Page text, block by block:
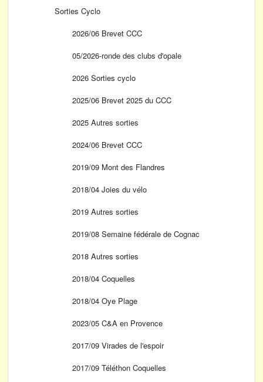
Sorties Cyclo
2026/06 Brevet CCC
05/2026-ronde des clubs d'opale
2026 Sorties cyclo
2025/06 Brevet 2025 du CCC
2025 Autres sorties
2024/06 Brevet CCC
2019/09 Mont des Flandres
2018/04 Joies du vélo
2019 Autres sorties
2019/08 Semaine fédérale de Cognac
2018 Autres sorties
2018/04 Coquelles
2018/04 Oye Plage
2023/05 C&A en Provence
2017/09 Virades de l'espoir
2017/09 Téléthon Coquelles